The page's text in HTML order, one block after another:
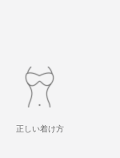
正しい着け方